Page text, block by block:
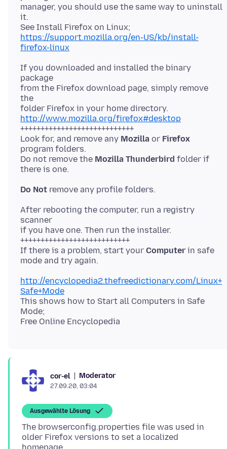
manager, you should use the same way to uninstall
it.
https://support.mozilla.org/en-US/kb/install-
firefox-linux
If you downloaded and installed the binary
package
from the Firefox download page, simply remove
the
http://www.mozilla.org/firefox#desktop
++++++++++++++++++++++++++++
Look for, and remove any Mozilla or Firefox
program folders.
Do not remove the Mozilla Thunderbird folder if
Do Not
After rebooting the computer, run a registry
scanner
if you have one. Then run the installer.
+++++++++++++++++++++++++++
If there is a problem, start your Computer in safe
http://encyclopedia2.thefreedictionary.com/Linux+
Safe+Mode
This shows how to Start all Computers in Safe
Mode;
cor-el Moderator
27.09.20, 03:04
Ausgewählte Lösung
The browserconfig.properties file was used in
older Firefox versions to set a localized